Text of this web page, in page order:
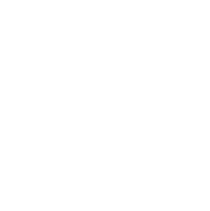
Wireless 2.4G và dây cắm Type-C,
ngày giờ, chế độ kết nối và nhiều thông
lớp foam giúp âm thanh gõ phím êm ái,
thay thế và tùy biến các loại switch yêu
sắc nét không bao giờ phai, cho cảm giác gõ